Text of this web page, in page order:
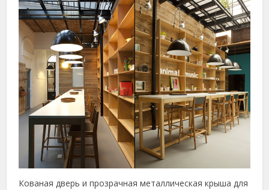
Кованая дверь и прозрачная металлическая крыша для